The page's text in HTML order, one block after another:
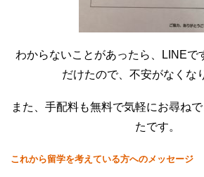
わからないことがあったら、LINEで
だけたので、不安がなくな
また、手配料も無料で気軽にお尋ね
たです。
これから留学を考えている方へのメッセージ